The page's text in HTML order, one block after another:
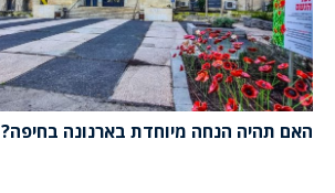
האם תהיה הנחה מיוחדת בארנונה בחיפה?